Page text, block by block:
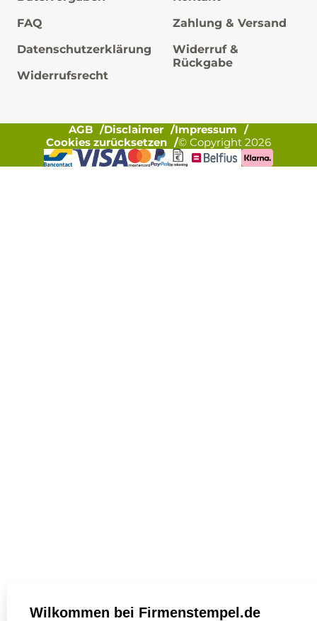
FAQ
Datenschutzerklärung
Widerrufsrecht
Zahlung & Versand
Widerruf &
Rückgabe
AGB Disclaimer
Impressum
Cookies zurücksetzen
© Copyright 2026
Wilkommen bei Firmenstempel.de